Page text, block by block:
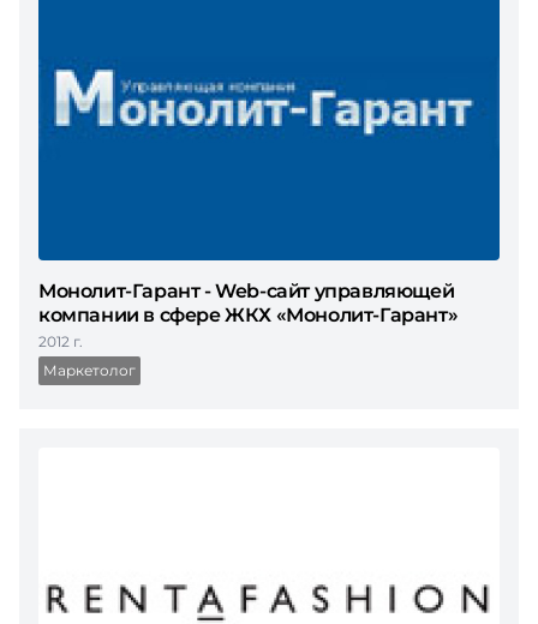
Монолит-Гарант - Web-сайт управляющей
компании в сфере ЖКХ «Монолит-Гарант»
2012 г.
Маркетолог